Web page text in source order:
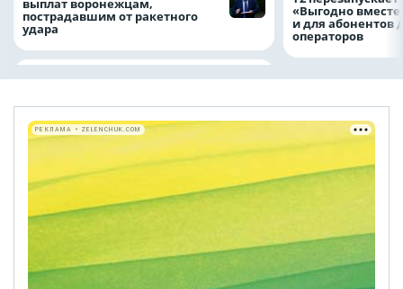
выплат воронежцам,
пострадавшим от ракетного
удара
«Выгодно
и для абонентов
операторов
РЕКЛАМА • ZELENCHUK.COM